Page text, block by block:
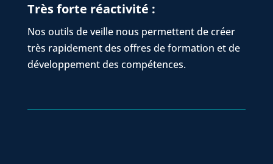
Très forte réactivité :
Nos outils de veille nous permettent de créer
très rapidement des offres de formation et de
développement des compétences.